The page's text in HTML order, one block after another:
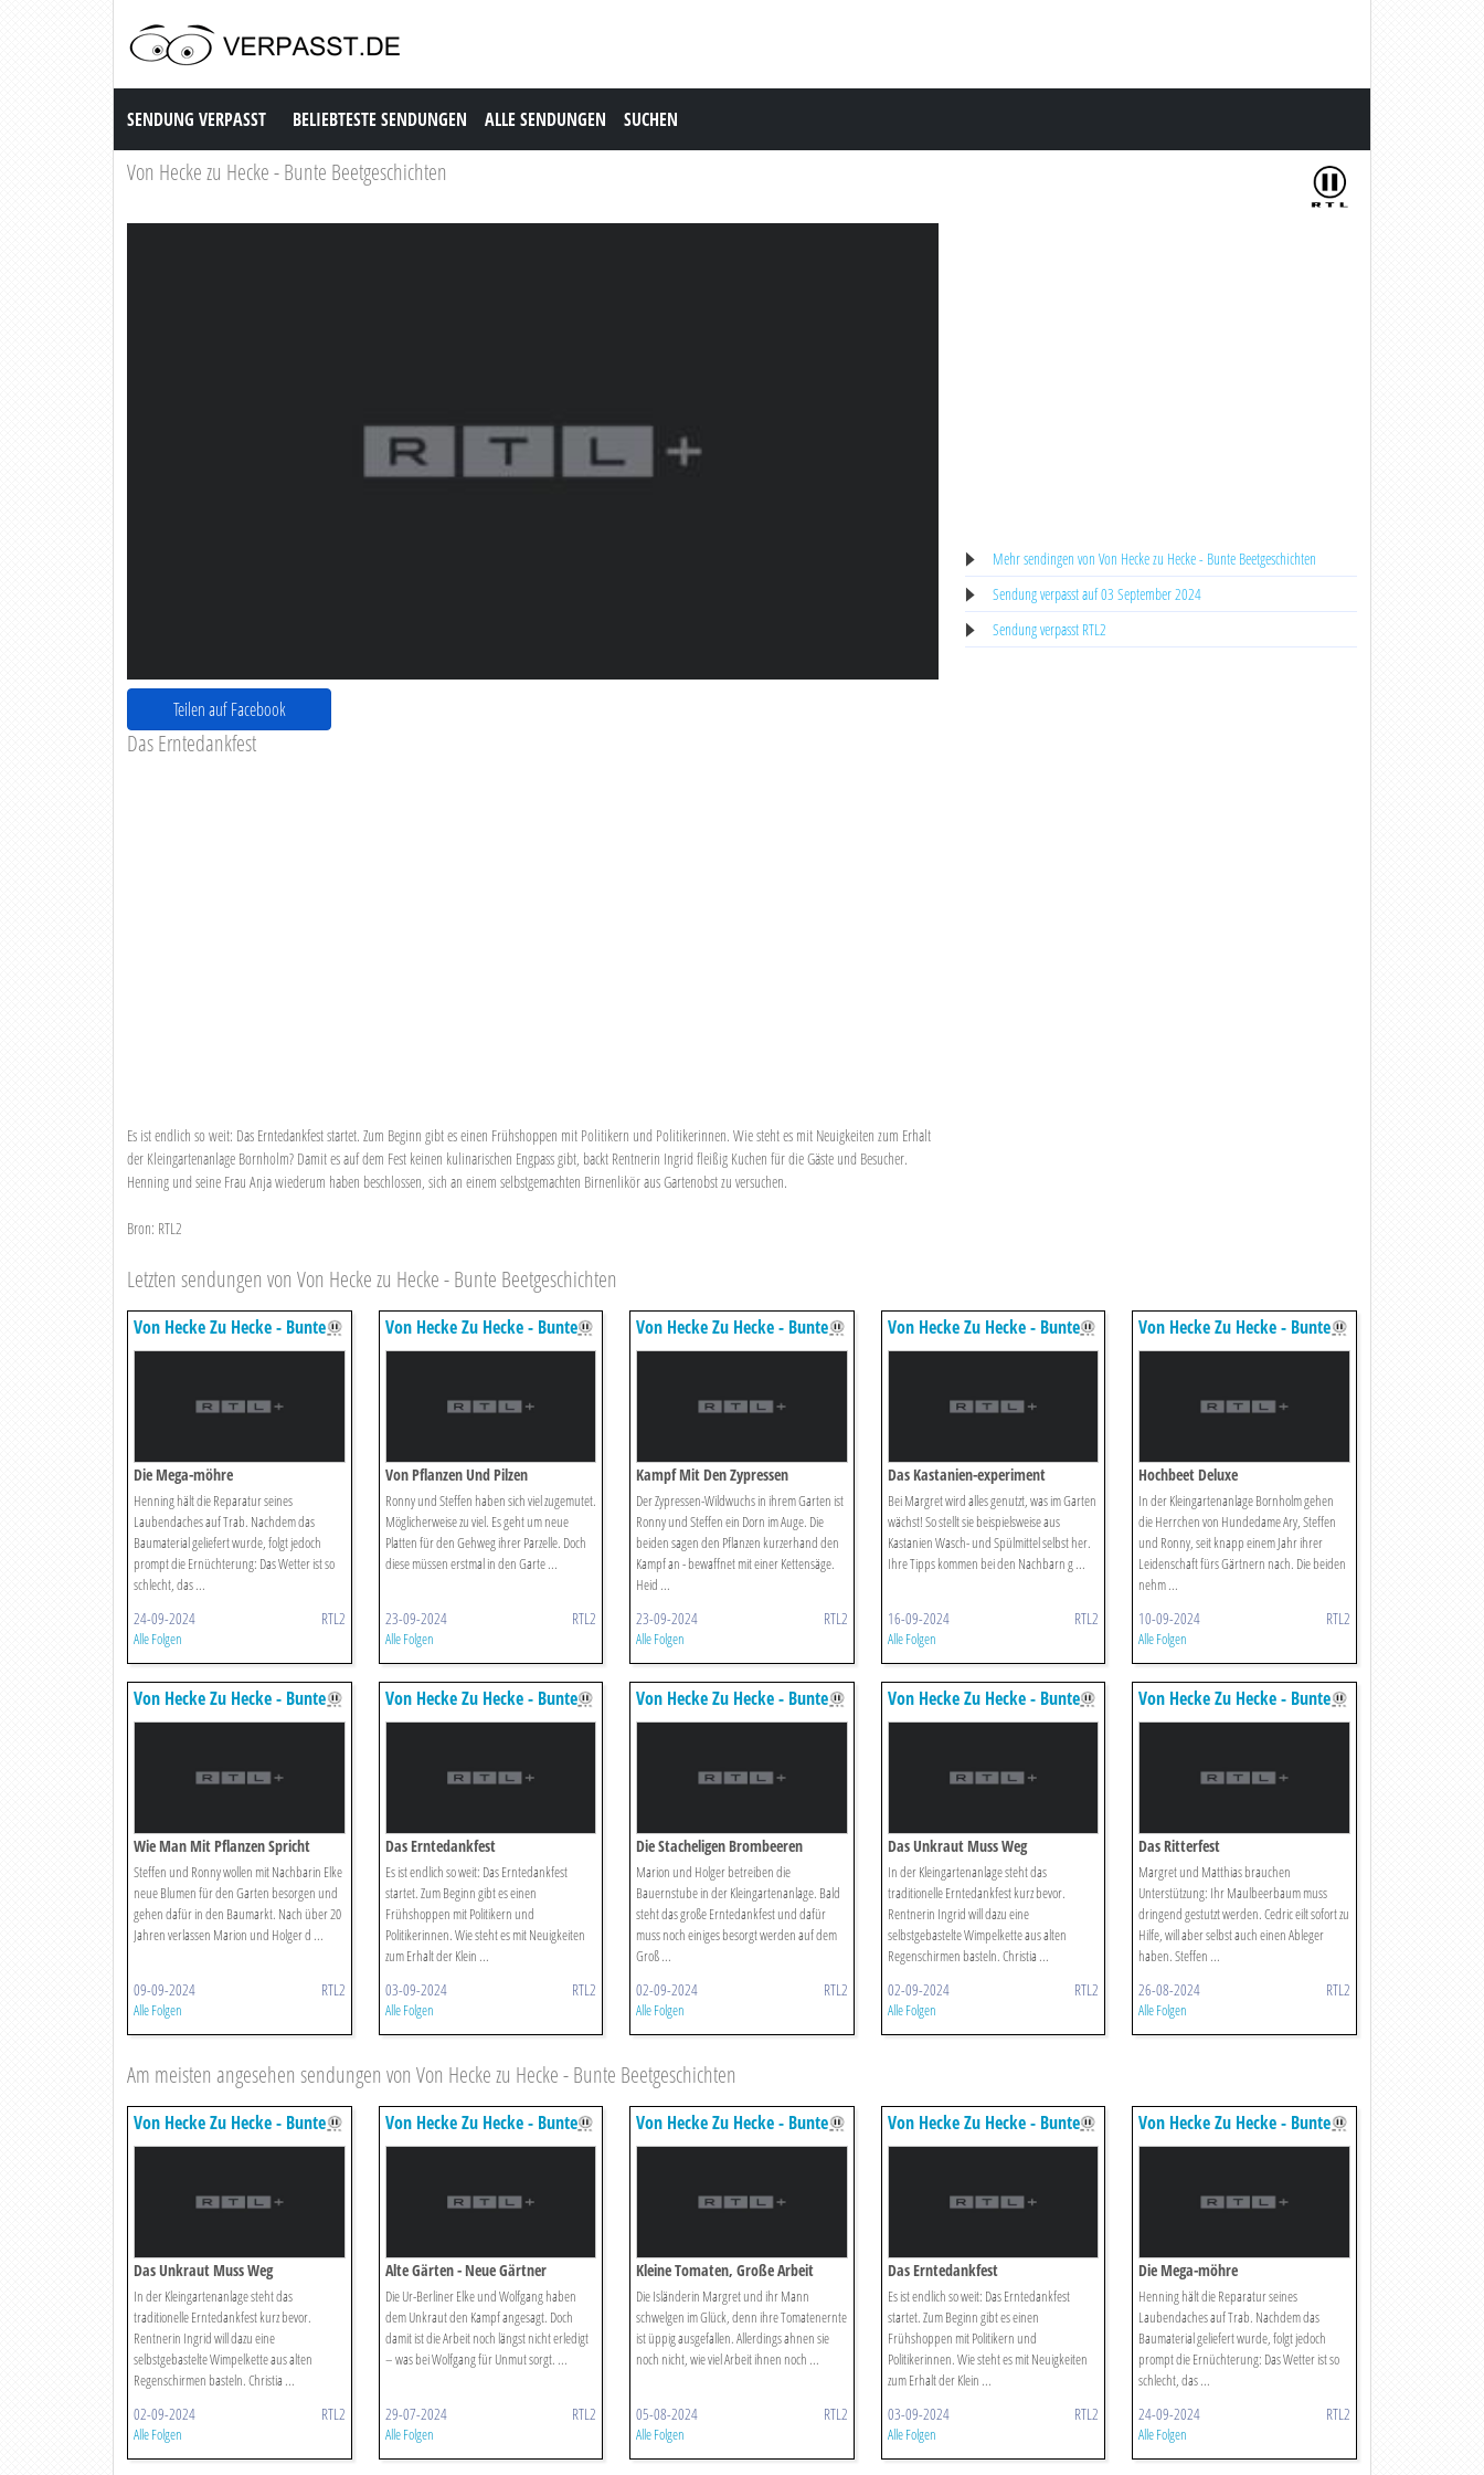
Sendung Verpasst
SENDUNG VERPASST BELIEBTESTE SENDUNGEN ALLE SENDUNGEN SUCHEN
Von Hecke zu Hecke - Bunte Beetgeschichten
Teilen auf Facebook
Das Erntedankfest
Es ist endlich so weit: Das Erntedankfest startet. Zum Beginn gibt es einen Frühshoppen mit Politikern und Politikerinnen. Wie steht es mit Neuigkeiten zum Erhalt
der Kleingartenanlage Bornholm? Damit es auf dem Fest keinen kulinarischen Engpass gibt, backt Rentnerin Ingrid fleißig Kuchen für die Gäste und Besucher.
Henning und seine Frau Anja wiederum haben beschlossen, sich an einem selbstgemachten Birnenlikör aus Gartenobst zu versuchen.
Bron: RTL2
Mehr sendingen von Von Hecke zu Hecke - Bunte Beetgeschichten
Sendung verpasst auf 03 September 2024
Sendung verpasst RTL2
Letzten sendungen von Von Hecke zu Hecke - Bunte Beetgeschichten
Von Hecke Zu Hecke - Bunte
Beetgeschichten
Die Mega-möhre
Henning hält die Reparatur seines
Laubendaches auf Trab. Nachdem das
Baumaterial geliefert wurde, folgt jedoch
prompt die Ernüchterung: Das Wetter ist so
schlecht, das ...
24-09-2024 RTL2
Alle Folgen
Von Hecke Zu Hecke - Bunte
Beetgeschichten
Von Pflanzen Und Pilzen
Ronny und Steffen haben sich viel zugemutet.
Möglicherweise zu viel. Es geht um neue
Platten für den Gehweg ihrer Parzelle. Doch
diese müssen erstmal in den Garte ...
23-09-2024 RTL2
Alle Folgen
Von Hecke Zu Hecke - Bunte
Beetgeschichten
Kampf Mit Den Zypressen
Der Zypressen-Wildwuchs in ihrem Garten ist
Ronny und Steffen ein Dorn im Auge. Die
beiden sagen den Pflanzen kurzerhand den
Kampf an - bewaffnet mit einer Kettensäge.
Heid ...
23-09-2024 RTL2
Alle Folgen
Von Hecke Zu Hecke - Bunte
Beetgeschichten
Das Kastanien-experiment
Bei Margret wird alles genutzt, was im Garten
wächst! So stellt sie beispielsweise aus
Kastanien Wasch- und Spülmittel selbst her.
Ihre Tipps kommen bei den Nachbarn g ...
16-09-2024 RTL2
Alle Folgen
Von Hecke Zu Hecke - Bunte
Beetgeschichten
Hochbeet Deluxe
In der Kleingartenanlage Bornholm gehen
die Herrchen von Hundedame Ary, Steffen
und Ronny, seit knapp einem Jahr ihrer
Leidenschaft fürs Gärtnern nach. Die beiden
nehm ...
10-09-2024 RTL2
Alle Folgen
Von Hecke Zu Hecke - Bunte
Beetgeschichten
Wie Man Mit Pflanzen Spricht
Steffen und Ronny wollen mit Nachbarin Elke
neue Blumen für den Garten besorgen und
gehen dafür in den Baumarkt. Nach über 20
Jahren verlassen Marion und Holger d ...
09-09-2024 RTL2
Alle Folgen
Von Hecke Zu Hecke - Bunte
Beetgeschichten
Das Erntedankfest
Es ist endlich so weit: Das Erntedankfest
startet. Zum Beginn gibt es einen
Frühshoppen mit Politikern und
Politikerinnen. Wie steht es mit Neuigkeiten
zum Erhalt der Klein ...
03-09-2024 RTL2
Alle Folgen
Von Hecke Zu Hecke - Bunte
Beetgeschichten
Die Stacheligen Brombeeren
Marion und Holger betreiben die
Bauernstube in der Kleingartenanlage. Bald
steht das große Erntedankfest und dafür
muss noch einiges besorgt werden auf dem
Groß ...
02-09-2024 RTL2
Alle Folgen
Von Hecke Zu Hecke - Bunte
Beetgeschichten
Das Unkraut Muss Weg
In der Kleingartenanlage steht das
traditionelle Erntedankfest kurz bevor.
Rentnerin Ingrid will dazu eine
selbstgebastelte Wimpelkette aus alten
Regenschirmen basteln. Christia ...
02-09-2024 RTL2
Alle Folgen
Von Hecke Zu Hecke - Bunte
Beetgeschichten
Das Ritterfest
Margret und Matthias brauchen
Unterstützung: Ihr Maulbeerbaum muss
dringend gestutzt werden. Cedric eilt sofort zu
Hilfe, will aber selbst auch einen Ableger
haben. Steffen ...
26-08-2024 RTL2
Alle Folgen
Am meisten angesehen sendungen von Von Hecke zu Hecke - Bunte Beetgeschichten
Von Hecke Zu Hecke - Bunte
Beetgeschichten
Das Unkraut Muss Weg
In der Kleingartenanlage steht das
traditionelle Erntedankfest kurz bevor.
Rentnerin Ingrid will dazu eine
selbstgebastelte Wimpelkette aus alten
Regenschirmen basteln. Christia ...
02-09-2024 RTL2
Alle Folgen
Von Hecke Zu Hecke - Bunte
Beetgeschichten
Alte Gärten - Neue Gärtner
Die Ur-Berliner Elke und Wolfgang haben
dem Unkraut den Kampf angesagt. Doch
damit ist die Arbeit noch längst nicht erledigt
– was bei Wolfgang für Unmut sorgt. ...
29-07-2024 RTL2
Alle Folgen
Von Hecke Zu Hecke - Bunte
Beetgeschichten
Kleine Tomaten, Große Arbeit
Die Isländerin Margret und ihr Mann
schwelgen im Glück, denn ihre Tomatenernte
ist üppig ausgefallen. Allerdings ahnen sie
noch nicht, wie viel Arbeit ihnen noch ...
05-08-2024 RTL2
Alle Folgen
Von Hecke Zu Hecke - Bunte
Beetgeschichten
Das Erntedankfest
Es ist endlich so weit: Das Erntedankfest
startet. Zum Beginn gibt es einen
Frühshoppen mit Politikern und
Politikerinnen. Wie steht es mit Neuigkeiten
zum Erhalt der Klein ...
03-09-2024 RTL2
Alle Folgen
Von Hecke Zu Hecke - Bunte
Beetgeschichten
Die Mega-möhre
Henning hält die Reparatur seines
Laubendaches auf Trab. Nachdem das
Baumaterial geliefert wurde, folgt jedoch
prompt die Ernüchterung: Das Wetter ist so
schlecht, das ...
24-09-2024 RTL2
Alle Folgen